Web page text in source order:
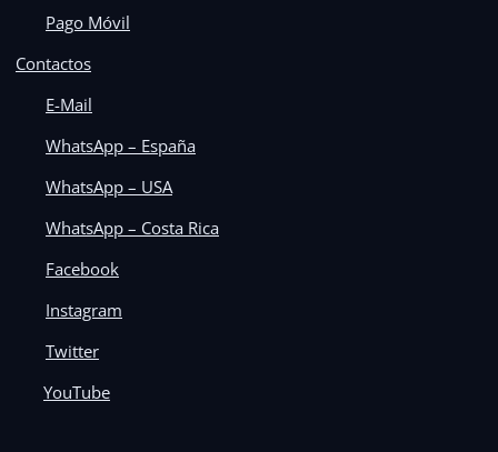
Pago Móvil
Contactos
E-Mail
WhatsApp – España
WhatsApp – USA
WhatsApp – Costa Rica
Facebook
Instagram
Twitter
YouTube